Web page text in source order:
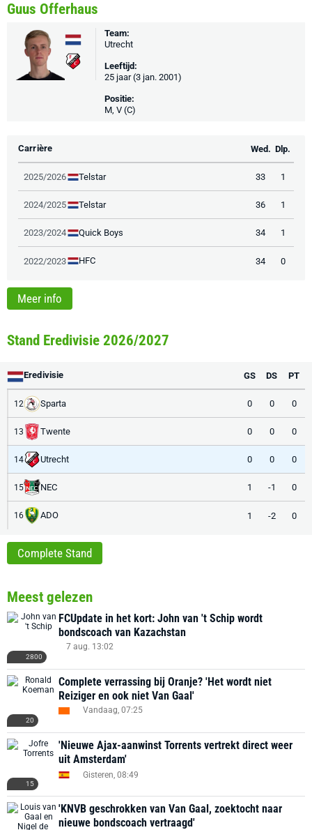
Guus Offerhaus
Team:
Utrecht
Leeftijd:
25 jaar (3 jan. 2001)
Positie:
M, V (C)
Carrière Wed. Dlp.
2025/2026 Telstar 33 1
2024/2025 Telstar 36 1
2023/2024 Quick Boys 34 1
2022/2023 HFC 34 0
Meer info
Stand Eredivisie 2026/2027
Eredivisie GS DS PT
12 Sparta 0 0 0
13 Twente 0 0 0
14 Utrecht 0 0 0
15 NEC 1 -1 0
16 ADO 1 -2 0
Complete Stand
Meest gelezen
2800
FCUpdate in het kort: John van 't Schip wordt
bondscoach van Kazachstan
7 aug. 13:02
20
Complete verrassing bij Oranje? 'Het wordt niet
Reiziger en ook niet Van Gaal'
Vandaag, 07:25
15
'Nieuwe Ajax-aanwinst Torrents vertrekt direct weer
uit Amsterdam'
Gisteren, 08:49
'KNVB geschrokken van Van Gaal, zoektocht naar
nieuwe bondscoach vertraagd'